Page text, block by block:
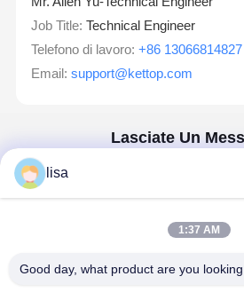
Job Title: Technical Engineer
Telefono di lavoro: +86 13066814827
Email: support@kettop.com
Lasciate Un
Email
Requisiti
lisa
1:37 AM
Good day, what product are you